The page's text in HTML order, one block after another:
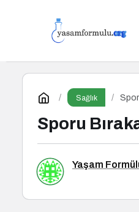
Sağlık
Sporu
Yaşam